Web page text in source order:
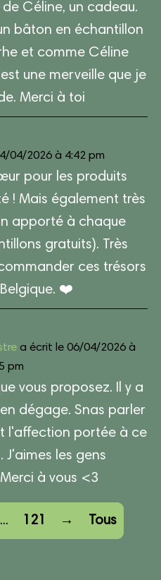
Céline, un cadeau.
bâton en échantillon
et comme Céline
une merveille que je
Merci à toi
04/2026 à 4:42 pm
pour les produits
! Mais également très
apporté à chaque
gratuits). Très
ces trésors
❤️
a écrit le 06/04/2026 à
pm
vous proposez. Il y a
dégage. Snas parler
l'affection portée à ce
J'aimes les gens
à vous <3
... 121 → Tous